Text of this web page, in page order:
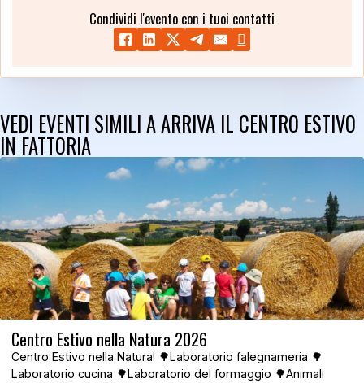
Condividi l'evento con i tuoi contatti
VEDI EVENTI SIMILI A ARRIVA IL CENTRO ESTIVO
IN FATTORIA
Centro Estivo nella Natura 2026
Centro Estivo nella Natura! 🌳Laboratorio falegnameria 🌳
Laboratorio cucina 🌳Laboratorio del formaggio 🌳Animali